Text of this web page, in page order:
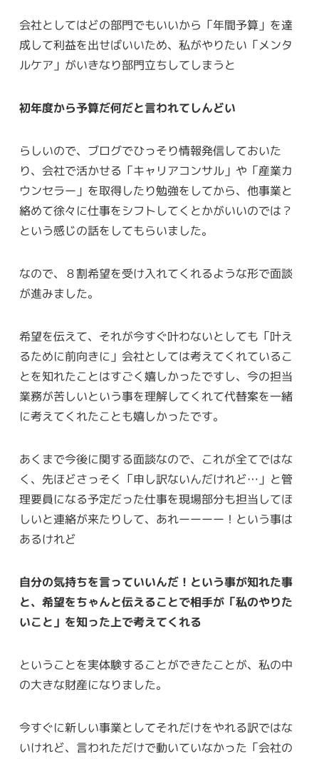
会社としてはどの部門でもいいから「年間予算」を達
成して利益を出せばいいため、私がやりたい「メンタ
ルケア」がいきなり部門立ちしてしまうと
初年度から予算だ何だと言われてしんどい
らしいので、ブログでひっそり情報発信しておいた
り、会社で活かせる「キャリアコンサル」や「産業カ
ウンセラー」を取得したり勉強をしてから、他事業と
絡めて徐々に仕事をシフトしてくとかがいいのでは？
という感じの話をしてもらいました。
なので、８割希望を受け入れてくれるような形で面談
が進みました。
希望を伝えて、それが今すぐ叶わないとしても「叶え
るために前向きに」会社としては考えてくれているこ
とを知れたことはすごく嬉しかったですし、今の担当
業務が苦しいという事を理解してくれて代替案を一緒
に考えてくれたことも嬉しかったです。
あくまで今後に関する面談なので、これが全てではな
く、先ほどさっそく「申し訳ないんだけれど…」と管
理要員になる予定だった仕事を現場部分も担当してほ
しいと連絡が来たりして、あれーーーー！という事は
あるけれど
自分の気持ちを言っていいんだ！という事が知れた事
と、希望をちゃんと伝えることで相手が「私のやりた
いこと」を知った上で考えてくれる
ということを実体験することができたことが、私の中
の大きな財産になりました。
今すぐに新しい事業としてそれだけをやれる訳ではな
いけれど、言われただけで動いていなかった「会社の